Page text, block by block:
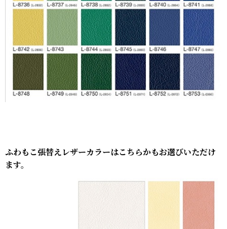
ふわもこ張替えレザーカラーはこちらかもお選びいただけ
ます。